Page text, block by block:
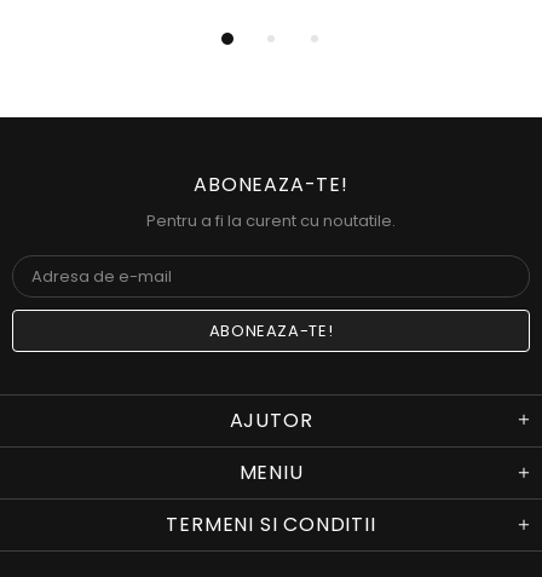
ABONEAZA-TE!
Pentru a fi la curent cu noutatile.
AJUTOR
MENIU
TERMENI SI CONDITII